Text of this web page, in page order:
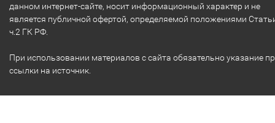
данном интернет-сайте, носит информационный характер и не
является публичной офертой, определяемой положениями
ч.2 ГК РФ.
При использовании материалов с сайта обязательно указание
ссылки на источник.